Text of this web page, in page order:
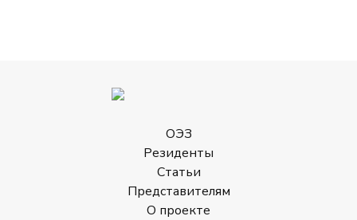
ОЭЗ
Резиденты
Статьи
Представителям
О проекте